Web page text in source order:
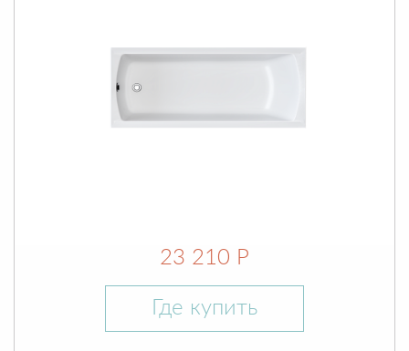
23 210 Р
Где купить